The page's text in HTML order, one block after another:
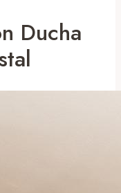
Ducha